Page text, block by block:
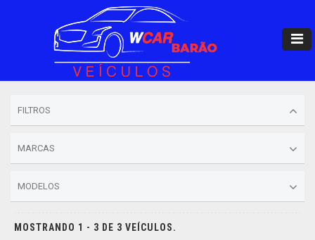
FILTROS
MARCAS
MODELOS
MOSTRANDO 1 - 3 DE 3 VEÍCULOS.